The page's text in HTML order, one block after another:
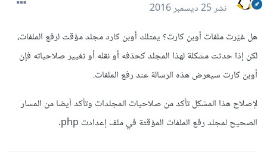
نشر25 ديسمبر 2016
هل غيّرت ملفات أوبن كارت؟ يمتلك أوبن كارد مجلد مؤقت لرفع الملفات،
لكن إذا حدثت مشكلة لهذا المجلد كحذفه أو نقله أو تغيير صلاحياته فإن
أوبن كارت سيعرض هذه الرسالة عند رفع الملفات.
لإصلاح هذا المشكل تأكد من صلاحيات المجلدات وتأكد أيضا من المسار
الصحيح لمجلد رفع الملفات المؤقتة في ملف إعدادت php.